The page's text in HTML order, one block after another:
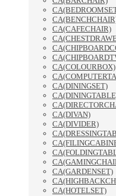
CA(CAFECHAIR)
CA(COLOURBOX)
CA(DININGSET)
CA(DIVAN)
CA(DIVIDER)
CA(GARDENSET)
CA(HOTELSET)